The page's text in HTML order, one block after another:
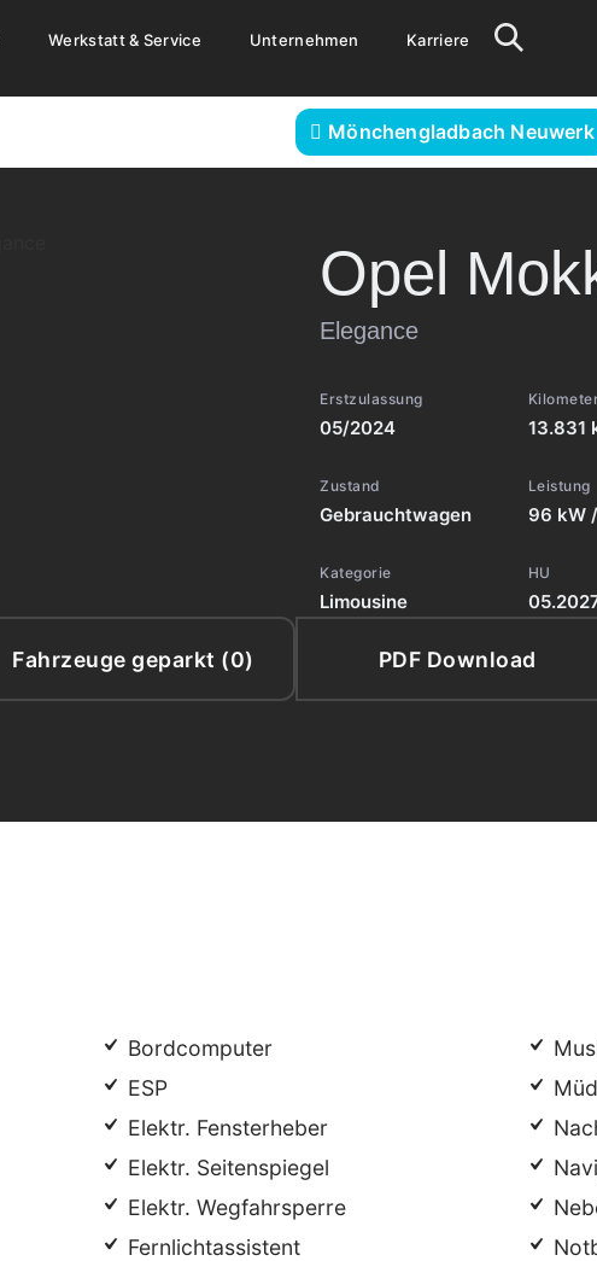
Werkstatt & Service Unternehmen Karriere
Mönchengladbach Neuwerk
Opel
Elegance
Erstzulassung
05/2024 13.831
Zustand
Gebrauchtwagen
Leistung
96 kW
Kategorie
Limousine
HU
Fahrzeuge geparkt (0) PDF Download
Bordcomputer
ESP
Elektr. Fensterheber
Elektr. Seitenspiegel
Elektr. Wegfahrsperre
Fernlichtassistent